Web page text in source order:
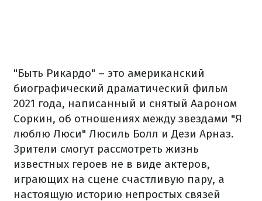
"Быть Рикардо" – это американский
биографический драматический фильм
2021 года, написанный и снятый Аароном
Соркин, об отношениях между звездами "Я
люблю Люси" Люсиль Болл и Дези Арназ.
Зрители смогут рассмотреть жизнь
известных героев не в виде актеров,
играющих на сцене счастливую пару, а
настоящую историю непростых связей